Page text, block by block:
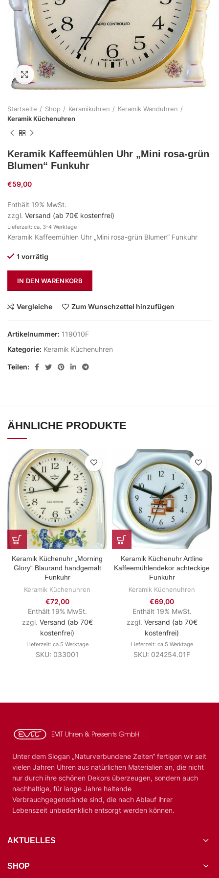
Zum Vergrößern klicken
Startseite Shop Keramikuhren
Keramik Wanduhren
Keramik Küchenuhren
Keramik Kaffeemühlen Uhr „Mini rosa-grün
Blumen“ Funkuhr
€59,00
Enthält 19% MwSt.
zzgl. Versand (ab 70€ kostenfrei)
Lieferzeit: ca. 3-4 Werktage
Keramik Kaffeemühlen Uhr „Mini rosa-grün Blumen“ Funkuhr
1 vorrätig
IN DEN WARENKORB
Vergleiche Zum Wunschzettel hinzufügen
Artikelnummer: 119010F
Kategorie: Keramik Küchenuhren
Teilen
ÄHNLICHE PRODUKTE
Keramik Küchenuhr „Morning
Glory“ Blaurand handgemalt
Funkuhr
Keramik Küchenuhren
€72,00
Enthält 19% MwSt.
zzgl. Versand (ab 70€
kostenfrei)
Lieferzeit: ca.5 Werktage
SKU: 033001
Keramik Küchenuhr Artline
Kaffeemühlendekor achteckige
Funkuhr
Keramik Küchenuhren
€69,00
Enthält 19% MwSt.
zzgl. Versand (ab 70€
kostenfrei)
Lieferzeit: ca.5 Werktage
SKU: 024254.01F
Unter dem Slogan „Naturverbundene Zeiten“ fertigen wir seit
vielen Jahren Uhren aus natürlichen Materialien an, die nicht
nur durch ihre schönen Dekors überzeugen, sondern auch
nachhaltige, für lange Jahre haltende
Verbrauchgegenstände sind, die nach Ablauf ihrer
Lebenszeit unbedenklich entsorgt werden können.
AKTUELLES
SHOP